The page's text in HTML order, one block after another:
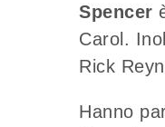
Spencer
Carol.
Rick
Hanno